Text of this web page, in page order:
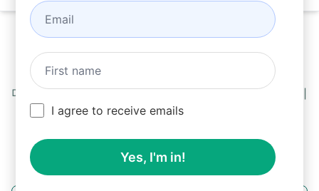
다음을 사용하십시오. Accounting Prompts 를 설치
한 후 ChatGPT에서 무료로 사용할 수 있습니다.
I agree to receive emails
Yes, I'm in!